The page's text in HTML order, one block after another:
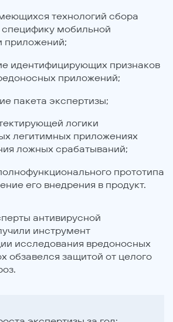
технологий сбора
мобильной
приложений;
идентифицирующих признаков
приложений;
пакета экспертизы;
логики
легитимных приложениях
ложных срабатываний;
прототипа
его внедрения в продукт.
антивирусной
инструмент
исследования вредоносных
обзавелся защитой от целого